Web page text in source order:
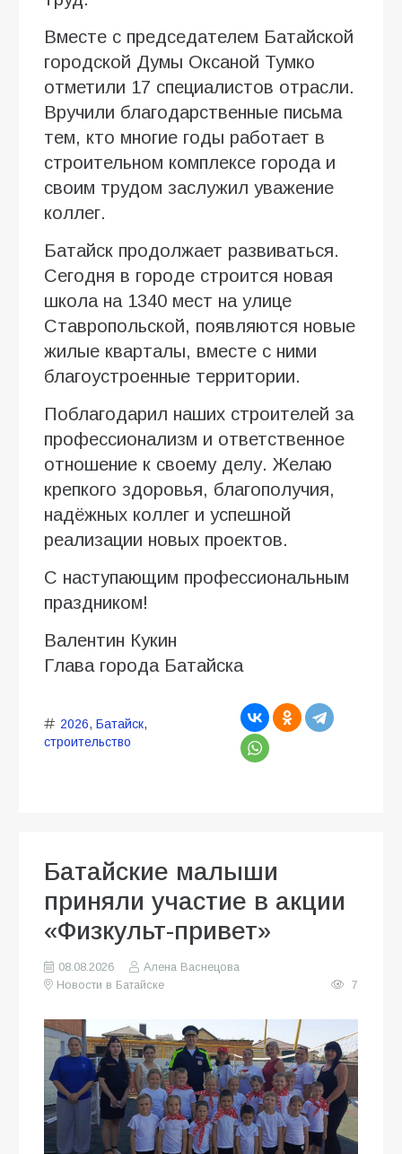
Вместе с председателем Батайской
городской Думы Оксаной Тумко
отметили 17 специалистов отрасли.
Вручили благодарственные письма
тем, кто многие годы работает в
строительном комплексе города и
своим трудом заслужил уважение
коллег.
Батайск продолжает развиваться.
Сегодня в городе строится новая
школа на 1340 мест на улице
Ставропольской, появляются новые
жилые кварталы, вместе с ними
благоустроенные территории.
Поблагодарил наших строителей за
профессионализм и ответственное
отношение к своему делу. Желаю
крепкого здоровья, благополучия,
надёжных коллег и успешной
реализации новых проектов.
С наступающим профессиональным
праздником!
Валентин Кукин
Глава города Батайска
2026, Батайск,
строительство
Батайские малыши
приняли участие в акции
«Физкульт-привет»
08.08.2026
Алена Васнецова
Новости в Батайске
7